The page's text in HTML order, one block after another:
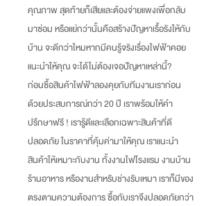
คุณภาพ สุดท้ายก็เสียและต้องจ่ายแพงเพื่อกลับ
มาซ่อม หรือแย่กว่านั้นคือสร้างปัญหาเรื้อรังให้กับ
บ้าน จะดีกว่าไหมหากมีคนรู้จริงเรื่องไฟฟ้าคอย
แนะนำให้คุณ จะได้ไม่ต้องเจอปัญหาเหล่านี้?
ก่อนซื้อสินค้าไฟฟ้าลองคุยกับทีมงานเราก่อน
ด้วยประสบการณ์กว่า20ปี เราพร้อมให้คำ
ปรึกษาฟรี! เรารู้ดีและเลือกเฉพาะสินค้าที่ดี
ปลอดภัย ในราคาที่คุ้มค่ามาให้คุณ เราแนะนำ
สินค้าให้เหมาะกับงาน ทั้งงานไฟโรงแรม งานบ้าน
ร้านอาหาร หรืองานสำหรับช่างรับเหมา เราก็มีของ
ตรงตามความต้องการ ซื้อกับเราจึงปลอดภัยกว่า